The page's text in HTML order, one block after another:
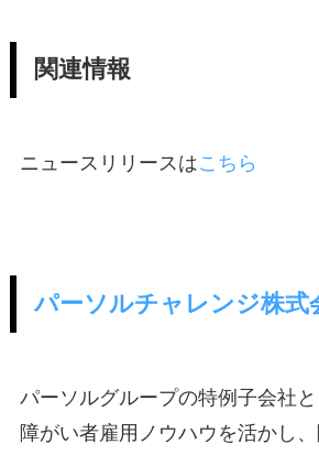
関連情報
ニュースリリースはこちら
パーソルチャレンジ株式
パーソルグループの特例子会社
障がい者雇用ノウハウを活かし、